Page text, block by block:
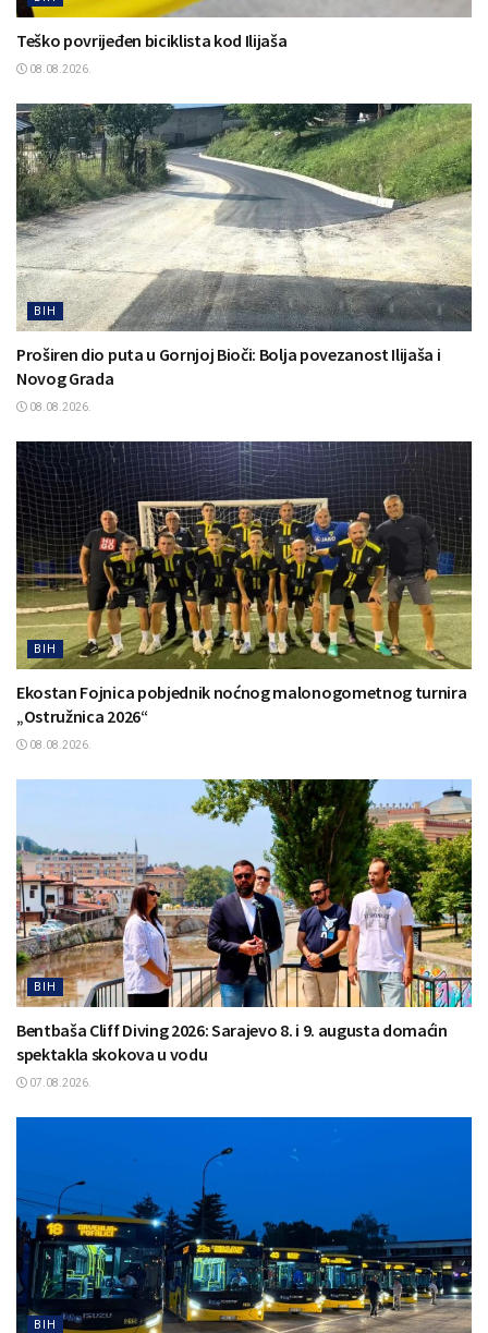
Teško povrijeđen biciklista kod Ilijaša
08.08.2026.
BIH
Proširen dio puta u Gornjoj Bioči: Bolja povezanost Ilijaša i
Novog Grada
08.08.2026.
BIH
Ekostan Fojnica pobjednik noćnog malonogometnog turnira
„Ostružnica 2026“
08.08.2026.
BIH
Bentbaša Cliff Diving 2026: Sarajevo 8. i 9. augusta domaćin
spektakla skokova u vodu
07.08.2026.
BIH